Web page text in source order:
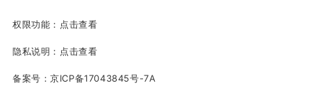
权限功能： 点击查看
隐私说明： 点击查看
备案号：京ICP备17043845号-7A